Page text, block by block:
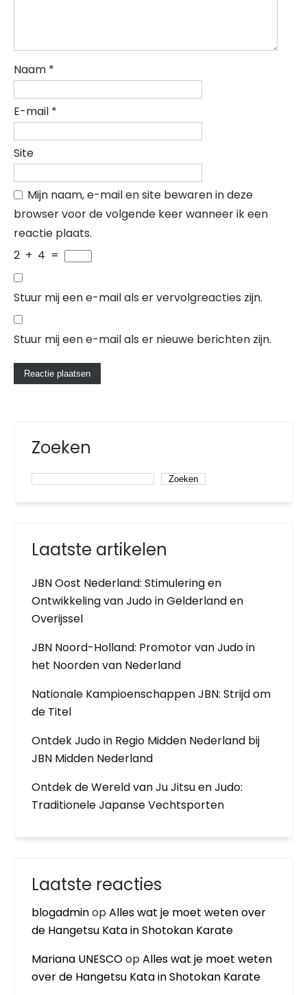
Naam *
E-mail *
Site
Mijn naam, e-mail en site bewaren in deze
browser voor de volgende keer wanneer ik een
reactie plaats.
2 + 4 =
Stuur mij een e-mail als er vervolgreacties zijn.
Stuur mij een e-mail als er nieuwe berichten zijn.
Zoeken
Zoeken
Laatste artikelen
JBN Oost Nederland: Stimulering en
Ontwikkeling van Judo in Gelderland en
Overijssel
JBN Noord-Holland: Promotor van Judo in
het Noorden van Nederland
Nationale Kampioenschappen JBN: Strijd om
de Titel
Ontdek Judo in Regio Midden Nederland bij
JBN Midden Nederland
Ontdek de Wereld van Ju Jitsu en Judo:
Traditionele Japanse Vechtsporten
Laatste reacties
blogadminopAlles wat je moet weten over
de Hangetsu Kata in Shotokan Karate
Mariana UNESCOopAlles wat je moet weten
over de Hangetsu Kata in Shotokan Karate